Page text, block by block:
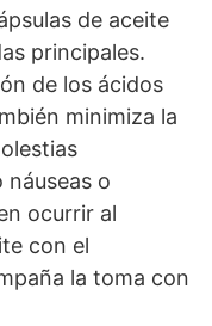
de aceite
principales.
de los ácidos
minimiza la
o
ocurrir al
con el
la toma con